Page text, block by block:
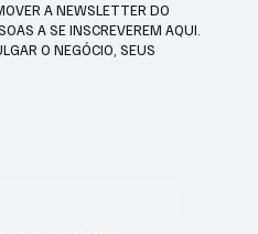
A NEWSLETTER DO
A SE INSCREVEREM AQUI.
O NEGÓCIO, SEUS